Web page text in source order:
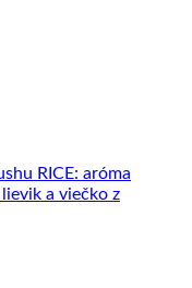
RICE: aróma
a viečko z